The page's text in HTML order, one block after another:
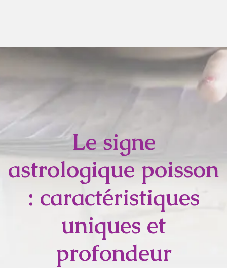
Le signe
astrologique poisson
: caractéristiques
uniques et
profondeur